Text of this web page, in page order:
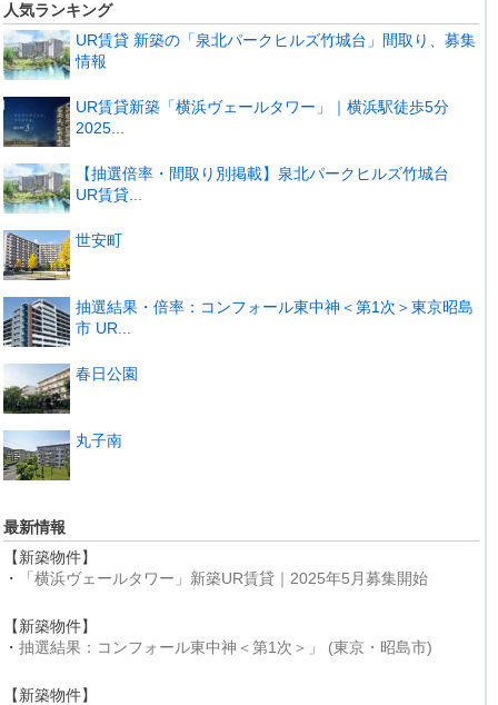
人気ランキング
UR賃貸 新築の「泉北パークヒルズ竹城台」間取り、募集
情報
UR賃貸新築「横浜ヴェールタワー」｜横浜駅徒歩5分
2025...
【抽選倍率・間取り別掲載】泉北パークヒルズ竹城台
UR賃貸...
世安町
抽選結果・倍率：コンフォール東中神＜第1次＞東京昭島
市 UR...
春日公園
丸子南
最新情報
【新築物件】
・
「横浜ヴェールタワー」新築UR賃貸｜2025年5月募集開始
【新築物件】
・ 抽選結果：コンフォール東中神＜第1次＞」 (東京・昭島市)
【新築物件】